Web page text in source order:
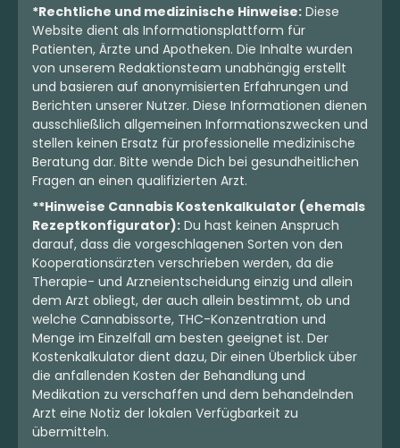
Remexian 27/1 OGN SNS
Sage N' Sour
4,4(40)
THC:27% CBD:1 %
5.25 €
Luana 24/1 MACZ
Mac 2
4(6)
THC:22,1 % CBD: <
4.75 €
Indica Blüten
Remexian 30/1 RPK NRC
Narcos
Indica Blüten
Remexian 27/1 RPK TSU
Tropical Sun
*Rechtliche und medizinische Hinweise: Diese
Website dient als Informationsplattform für
Patienten, Ärzte und Apotheken. Die Inhalte wurden
von unserem Redaktionsteam unabhängig erstellt
und basieren auf anonymisierten Erfahrungen und
Berichten unserer Nutzer. Diese Informationen dienen
ausschließlich allgemeinen Informationszwecken und
stellen keinen Ersatz für professionelle medizinische
Beratung dar. Bitte wende Dich bei gesundheitlichen
Fragen an einen qualifizierten Arzt.
**Hinweise Cannabis Kostenkalkulator (ehemals
Rezeptkonfigurator): Du hast keinen Anspruch
darauf, dass die vorgeschlagenen Sorten von den
Kooperationsärzten verschrieben werden, da die
Therapie- und Arzneientscheidung einzig und allein
dem Arzt obliegt, der auch allein bestimmt, ob und
welche Cannabissorte, THC-Konzentration und
Menge im Einzelfall am besten geeignet ist. Der
Kostenkalkulator dient dazu, Dir einen Überblick über
die anfallenden Kosten der Behandlung und
Medikation zu verschaffen und dem behandelnden
Arzt eine Notiz der lokalen Verfügbarkeit zu
übermitteln.